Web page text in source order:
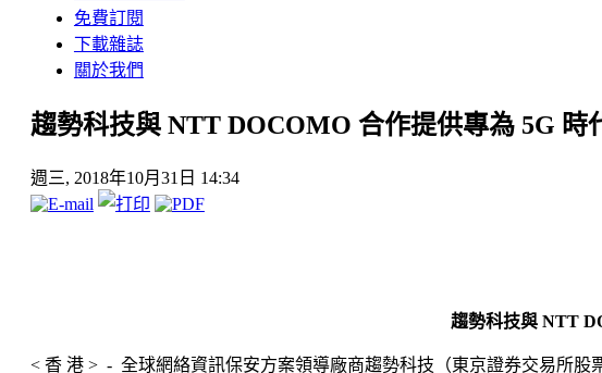
免費訂閱
下載雜誌
關於我們
趨勢科技與 NTT DOCOMO 合作提供專為 5G 時
週三, 2018年10月31日 14:34
趨勢科技與 NTT
< 香 港 > - 全球網絡資訊保安方案領導廠商趨勢科技（東京證券交易所股